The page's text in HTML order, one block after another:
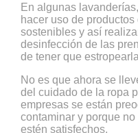
En algunas
hacer uso de
sostenibles y así
desinfección de las
de tener que
No es que ahora se
del cuidado de la ropa
empresas se están
contaminar y porque
estén satisfechos.